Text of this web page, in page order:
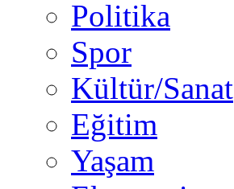
Politika
Spor
Kültür/Sanat
Eğitim
Yaşam